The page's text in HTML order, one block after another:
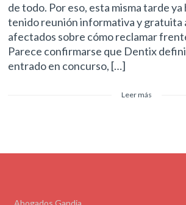
de todo. Por eso, esta misma tarde ya
tenido reunión informativa y gratuita
afectados sobre cómo reclamar
Parece confirmarse que Dentix
entrado en concurso, […]
Leer más
Abogados Gandia